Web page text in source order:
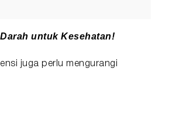
untuk Kesehatan!
juga perlu mengurangi